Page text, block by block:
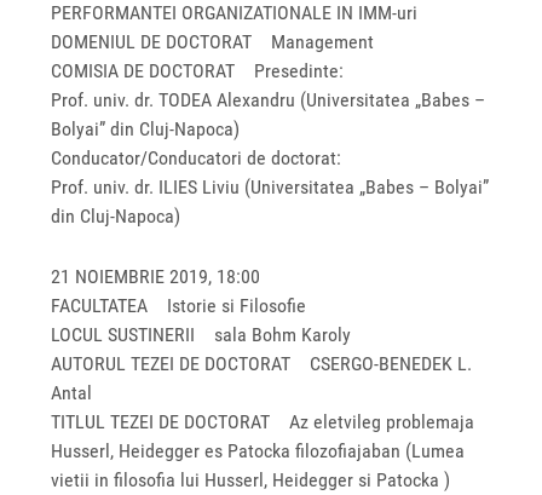
PERFORMANTEI ORGANIZATIONALE IN IMM-uri
DOMENIUL DE DOCTORAT Management
COMISIA DE DOCTORAT Presedinte:
Prof. univ. dr. TODEA Alexandru (Universitatea „Babes –
Bolyai” din Cluj-Napoca)
Conducator/Conducatori de doctorat:
Prof. univ. dr. ILIES Liviu (Universitatea „Babes – Bolyai”
din Cluj-Napoca)
21 NOIEMBRIE 2019, 18:00
FACULTATEA Istorie si Filosofie
LOCUL SUSTINERII sala Bohm Karoly
AUTORUL TEZEI DE DOCTORAT CSERGO-BENEDEK L.
Antal
TITLUL TEZEI DE DOCTORAT Az eletvileg problemaja
Husserl, Heidegger es Patocka filozofiajaban (Lumea
vietii in filosofia lui Husserl, Heidegger si Patocka )